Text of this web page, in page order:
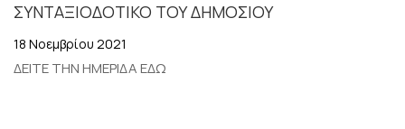
ΣΥΝΤΑΞΙΟΔΟΤΙΚΟ ΤΟΥ ΔΗΜΟΣΙΟΥ
18 Νοεμβρίου 2021
ΔΕΙΤΕ ΤΗΝ ΗΜΕΡΙΔΑ ΕΔΩ